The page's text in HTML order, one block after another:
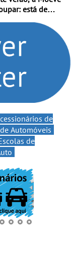
está de
descontos de
de
Automóveis
de